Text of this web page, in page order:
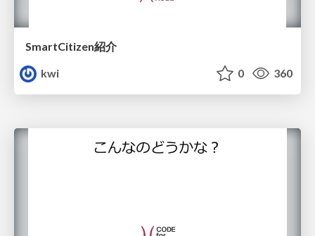
SmartCitizen紹介
kwi
0 360